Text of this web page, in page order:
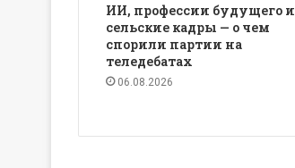
ИИ, профессии будущего и
сельские кадры — о чем
спорили партии на
теледебатах
06.08.2026